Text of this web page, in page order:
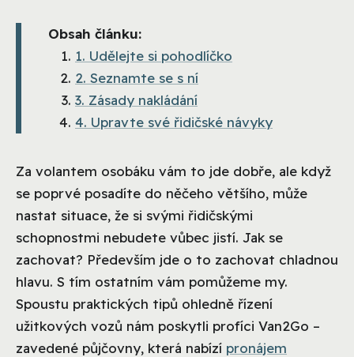
Obsah článku:
1. Udělejte si pohodlíčko
2. Seznamte se s ní
3. Zásady nakládání
4. Upravte své řidičské návyky
Za volantem osobáku vám to jde dobře, ale když
se poprvé posadíte do něčeho většího, může
nastat situace, že si svými řidičskými
schopnostmi nebudete vůbec jistí. Jak se
zachovat? Především jde o to zachovat chladnou
hlavu. S tím ostatním vám pomůžeme my.
Spoustu praktických tipů ohledně řízení
užitkových vozů nám poskytli profíci Van2Go –
zavedené půjčovny, která nabízí pronájem